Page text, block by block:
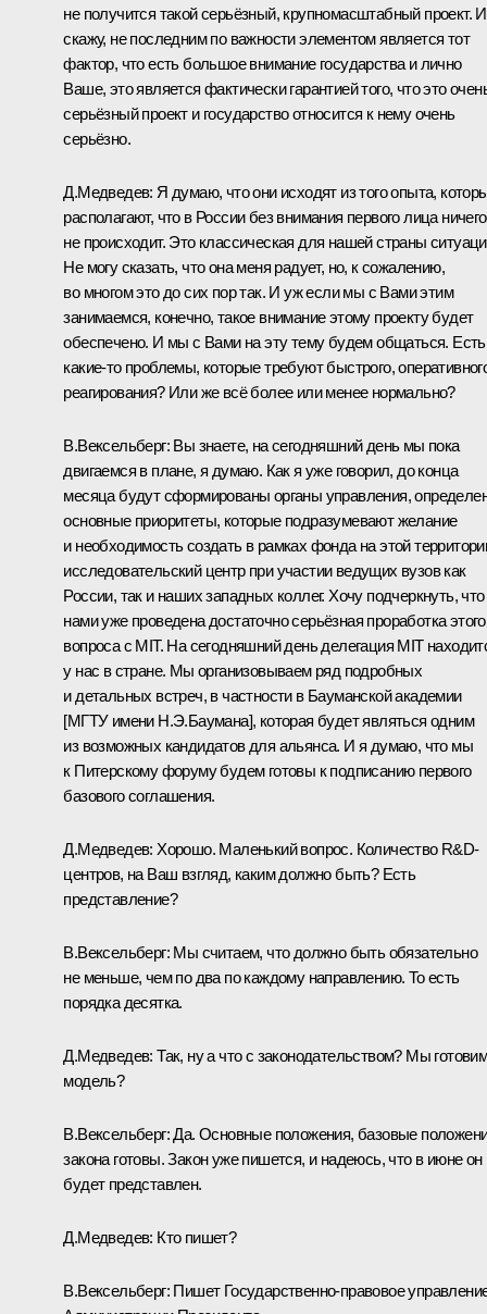
не получится такой серьёзный, крупномасштабный проект.
скажу, не последним по важности элементом является тот
фактор, что есть большое внимание государства и лично
Ваше, это является фактически гарантией того, что это
серьёзный проект и государство относится к нему очень
серьёзно.
Д.Медведев: Я думаю, что они исходят из того опыта,
располагают, что в России без внимания первого лица ничего
не происходит. Это классическая для нашей страны
Не могу сказать, что она меня радует, но, к сожалению,
во многом это до сих пор так. И уж если мы с Вами этим
занимаемся, конечно, такое внимание этому проекту будет
обеспечено. И мы с Вами на эту тему будем общаться. Есть
какие‑то проблемы, которые требуют быстрого,
реагирования? Или же всё более или менее нормально?
В.Вексельберг: Вы знаете, на сегодняшний день мы пока
двигаемся в плане, я думаю. Как я уже говорил, до конца
месяца будут сформированы органы управления,
основные приоритеты, которые подразумевают желание
и необходимость создать в рамках фонда на этой
исследовательский центр при участии ведущих вузов как
России, так и наших западных коллег. Хочу подчеркнуть, что
нами уже проведена достаточно серьёзная проработка этого
вопроса с MIT. На сегодняшний день делегация MIT
у нас в стране. Мы организовываем ряд подробных
и детальных встреч, в частности в Бауманской академии
[МГТУ имени Н.Э.Баумана], которая будет являться одним
из возможных кандидатов для альянса. И я думаю, что мы
к Питерскому форуму будем готовы к подписанию первого
базового соглашения.
Д.Медведев: Хорошо. Маленький вопрос. Количество R&D-
центров, на Ваш взгляд, каким должно быть? Есть
представление?
В.Вексельберг: Мы считаем, что должно быть обязательно
не меньше, чем по два по каждому направлению. То есть
порядка десятка.
Д.Медведев: Так, ну а что с законодательством? Мы
модель?
В.Вексельберг:Да. Основные положения, базовые
закона готовы. Закон уже пишется, и надеюсь, что в июне он
будет представлен.
Д.Медведев: Кто пишет?
В.Вексельберг: Пишет Государственно-правовое